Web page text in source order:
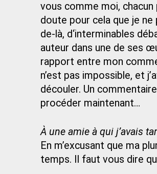
vous comme moi,
doute pour cela que je ne
de-là, d‘interminables
auteur dans une de ses
rapport entre mon
n’est pas impossible, et
découler. Un
procéder maintenant…
À une amie à qui j’avais
En m’excusant que ma
temps. Il faut vous dire